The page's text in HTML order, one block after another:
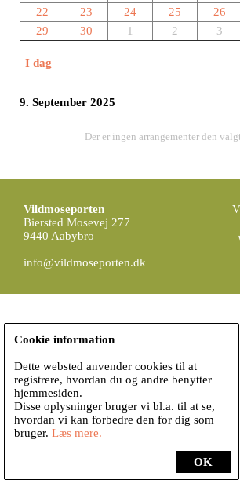
22
23 24 25 26
29
30 1 2 3
I dag
9. September 2025
Der er ingen arrangementer den
Vildmoseporten
Biersted Mosevej 277
9440 Aabybro
info@vildmoseporten.dk
OK
Cookie information
Dette websted anvender cookies til at
registrere, hvordan du og andre benytter
hjemmesiden.
Disse oplysninger bruger vi bl.a. til at se,
hvordan vi kan forbedre den for dig som
bruger. Læs mere.